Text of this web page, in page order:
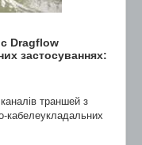
Dragflow
застосуваннях:
траншей з
кабелеукладальних